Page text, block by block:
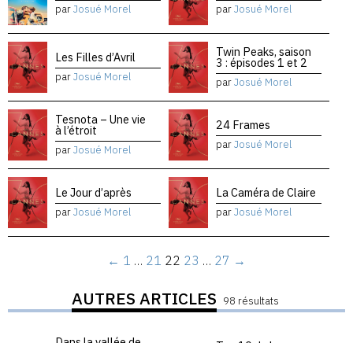
parJosué Morel parJosué Morel
Les Filles d’Avril
parJosué Morel
Twin Peaks, saison
3 : épisodes 1 et 2
parJosué Morel
Tesnota – Une vie
à l’étroit
parJosué Morel
24 Frames
parJosué Morel
Le Jour d’après
parJosué Morel
La Caméra de Claire
parJosué Morel
← 1 … 21 22 23 … 27 →
AUTRES ARTICLES 98 résultats